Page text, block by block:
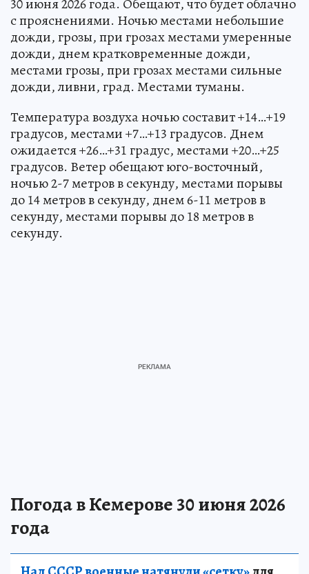
30 июня 2026 года. Обещают, что будет облачно
с прояснениями. Ночью местами небольшие
дожди, грозы, при грозах местами умеренные
дожди, днем кратковременные дожди,
местами грозы, при грозах местами сильные
дожди, ливни, град. Местами туманы.
Температура воздуха ночью составит +14…+19
градусов, местами +7…+13 градусов. Днем
ожидается +26…+31 градус, местами +20…+25
градусов. Ветер обещают юго-восточный,
ночью 2-7 метров в секунду, местами порывы
до 14 метров в секунду, днем 6-11 метров в
секунду, местами порывы до 18 метров в
секунду.
Погода в Кемерове 30 июня 2026
года